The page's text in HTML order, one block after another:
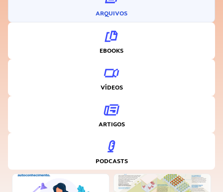
ARQUIVOS
EBOOKS
VÍDEOS
ARTIGOS
PODCASTS